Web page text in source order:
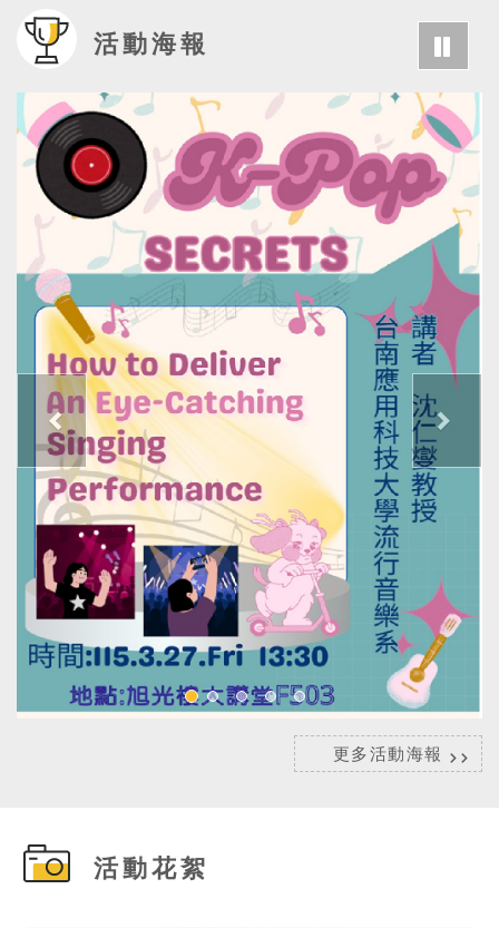
活動海報
上一頁
更多活動海報
活動花絮